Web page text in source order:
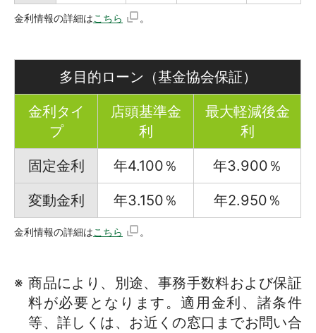
金利情報の詳細はこちら 。
多目的ローン（基金協会保証）
金利タイ
プ
店頭基準金
利
最大軽減後金
利
固定金利 年4.100％ 年3.900％
変動金利 年3.150％ 年2.950％
金利情報の詳細はこちら 。
商品により、別途、事務手数料および保証
料が必要となります。適用金利、諸条件
等、詳しくは、お近くの窓口までお問い合